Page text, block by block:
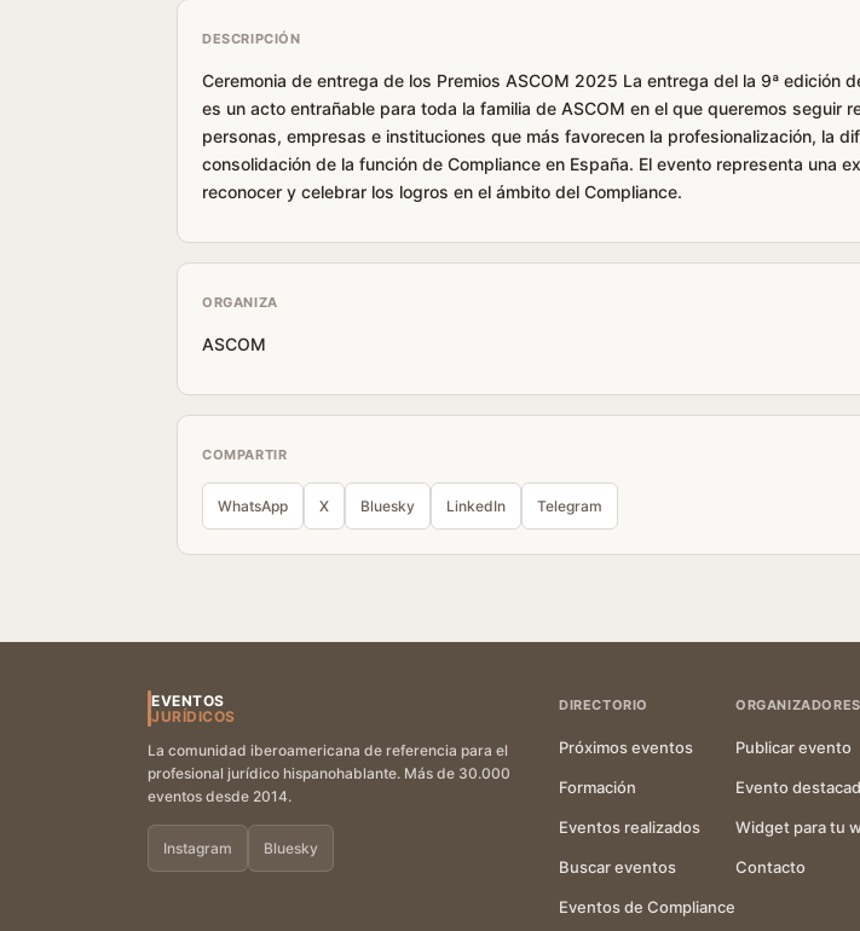
DESCRIPCIÓN
Ceremonia de entrega de los Premios ASCOM 2025 La entrega del la 9ª edición
es un acto entrañable para toda la familia de ASCOM en el que queremos seguir
personas, empresas e instituciones que más favorecen la profesionalización, la
consolidación de la función de Compliance en España. El evento representa una
reconocer y celebrar los logros en el ámbito del Compliance.
ORGANIZA
ASCOM
COMPARTIR
WhatsApp X Bluesky LinkedIn Telegram
EVENTOS
JURÍDICOS
La comunidad iberoamericana de referencia para el
profesional jurídico hispanohablante. Más de 30.000
eventos desde 2014.
Instagram Bluesky
DIRECTORIO
Próximos eventos
Formación
Eventos realizados
Buscar eventos
Eventos de Compliance
ORGANIZADORES
Publicar evento
Evento
Widget para tu
Contacto